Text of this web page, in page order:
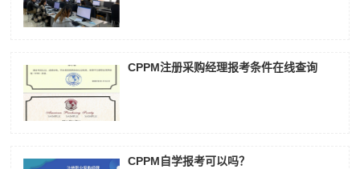
CPPM注册采购经理报考条件在线查询
CPPM自学报考可以吗？